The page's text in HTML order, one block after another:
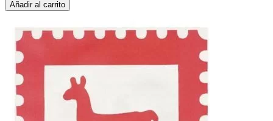
Añadir al carrito